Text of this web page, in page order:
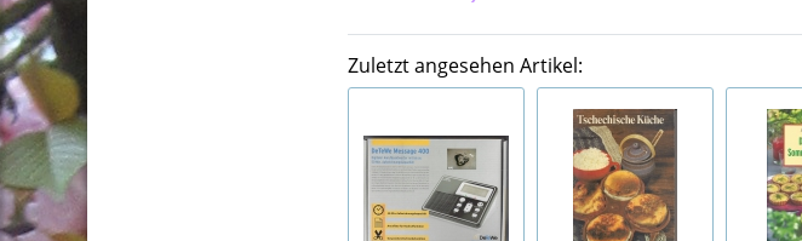
Zuletzt angesehen Artikel: